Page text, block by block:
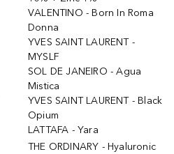
VALENTINO - Born In Roma
Donna
YVES SAINT LAURENT -
MYSLF
SOL DE JANEIRO - Agua
Mistica
YVES SAINT LAURENT - Black
Opium
LATTAFA - Yara
THE ORDINARY - Hyaluronic